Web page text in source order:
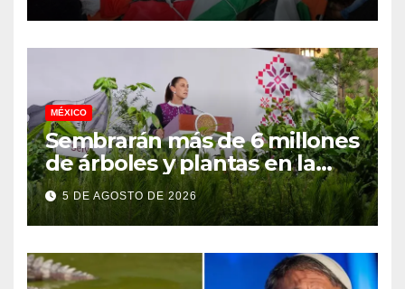
MÉXICO
Sembrarán más de 6 millones
de árboles y plantas en la
Jornada Nacional de
Reforestación 2026
5 DE AGOSTO DE 2026